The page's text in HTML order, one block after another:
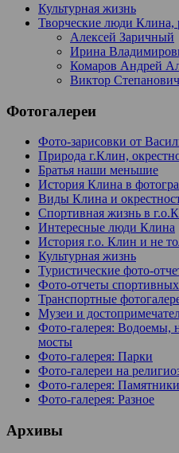
Культурная жизнь
Творческие люди Клина,
Алексей Заричный
Ирина
Комаров Андрей
Виктор
Фотогалереи
Фото-зарисовки от
Природа г.Клин,
Братья наши меньшие
История Клина в
Виды Клина и
Спортивная жизнь в
Интересные люди Клина
История г.о. Клин и не
Культурная жизнь
Туристические фото-
Фото-отчеты
Транспортные
Музеи и
Фото-галерея: Водоемы,
мосты
Фото-галерея: Парки
Фото-галереи на
Фото-галерея: Памятники
Фото-галерея: Разное
Архивы